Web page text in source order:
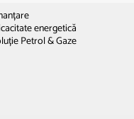
energetică
Petrol & Gaze